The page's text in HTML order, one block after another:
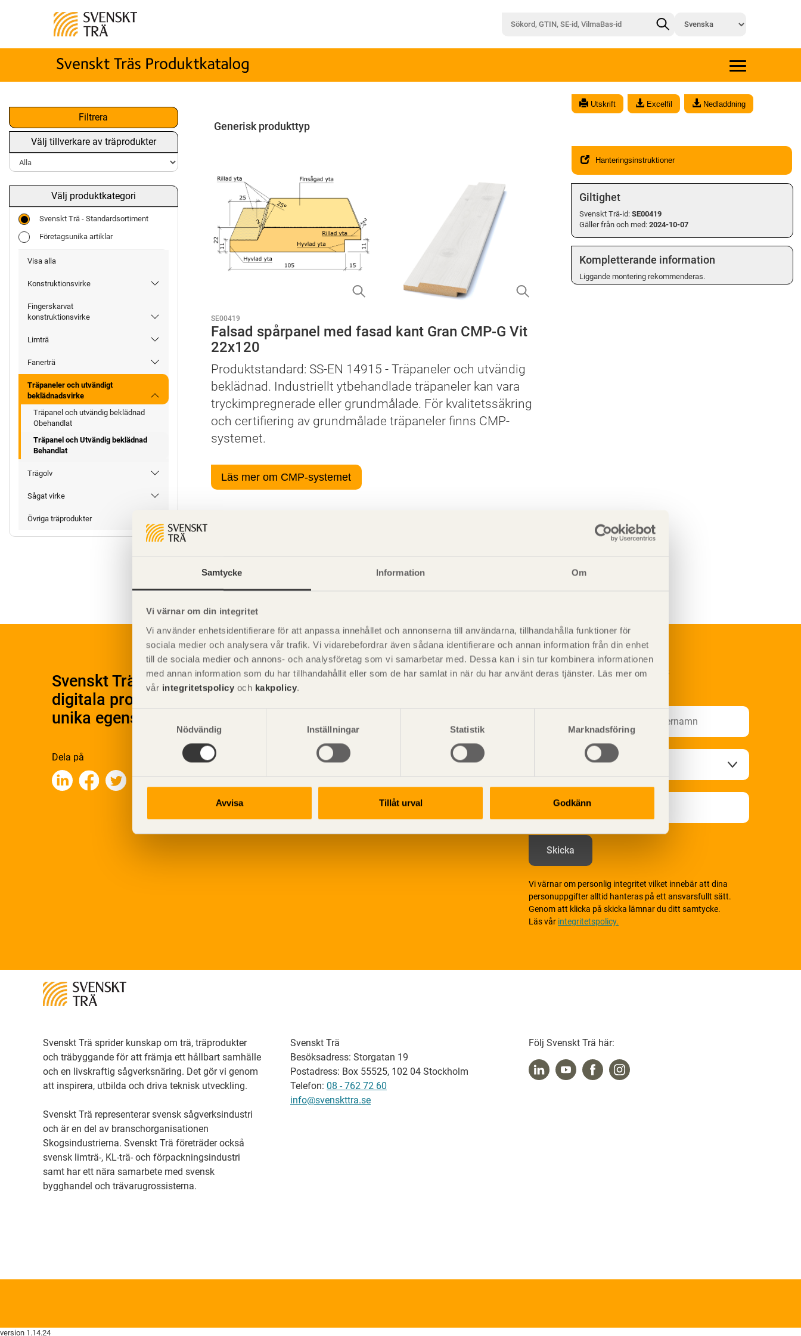
Samtycke Information Om
Vi värnar om din integritet
Vi använder enhetsidentifierare för att anpassa innehållet och annonserna till användarna, tillhandahålla funktioner för
sociala medier och analysera vår trafik. Vi vidarebefordrar även sådana identifierare och annan information från din enhet
till de sociala medier och annons- och analysföretag som vi samarbetar med. Dessa kan i sin tur kombinera informationen
med annan information som du har tillhandahållit eller som de har samlat in när du har använt deras tjänster. Läs mer om
vår integritetspolicy och kakpolicy.
Samtyckesval
Nödvändig
Inställningar Statistik Marknadsföring
Avvisa Tillåt urval Godkänn
Filtrera
Välj tillverkare av träprodukter
Välj produktkategori
Svenskt Trä - Standardsortiment
Företagsunika artiklar
Visa alla
Konstruktionsvirke
Fingerskarvat
konstruktionsvirke
Limträ
Fanerträ
Träpaneler och utvändigt
beklädnadsvirke
Träpanel och utvändig beklädnad
Obehandlat
Träpanel och Utvändig beklädnad
Behandlat
Trägolv
Sågat virke
Övriga träprodukter
Utskrift Excelfil Nedladdning
Generisk produkttyp
SE00419
Falsad spårpanel med fasad kant Gran CMP-G Vit
22x120
Produktstandard: SS-EN 14915 - Träpaneler och utvändig
beklädnad. Industriellt ytbehandlade träpaneler kan vara
tryckimpregnerade eller grundmålade. För kvalitetssäkring
och certifiering av grundmålade träpaneler finns CMP-
systemet.
Läs mer om CMP-systemet
Miljöegenskaper - Generiska
Hanteringsinstruktioner
Giltighet
Svenskt Trä-id: SE00419
Gäller från och med:2024-10-07
Kompletterande information
Liggande montering rekommenderas.
Svenskt Träs Produktkatalog är svensk sågverksnärings
digitala produktkatalog för att beskriva träprodukter och deras
unika egenskaper.
Dela på
Prenumerera på Svenskt Träs
informationsutskick!
Vi värnar om personlig integritet vilket innebär att dina
personuppgifter alltid hanteras på ett ansvarsfullt sätt.
Genom att klicka på skicka lämnar du ditt samtycke.
Läs vår integritetspolicy.
Svenskt Trä sprider kunskap om trä, träprodukter
och träbyggande för att främja ett hållbart samhälle
och en livskraftig sågverksnäring. Det gör vi genom
att inspirera, utbilda och driva teknisk utveckling.
Svenskt Trä representerar svensk sågverksindustri
och är en del av branschorganisationen
Skogsindustrierna. Svenskt Trä företräder också
svensk limträ-, KL-trä- och förpackningsindustri
samt har ett nära samarbete med svensk
bygghandel och trävarugrossisterna.
Svenskt Trä
Besöksadress: Storgatan 19
Postadress: Box 55525, 102 04 Stockholm
Telefon: 08 - 762 72 60
info@svenskttra.se
Följ Svenskt Trä här:
version 1.14.24